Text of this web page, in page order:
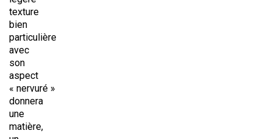
texture
bien
particulière
avec
son
aspect
« nervuré »
donnera
une
matière,